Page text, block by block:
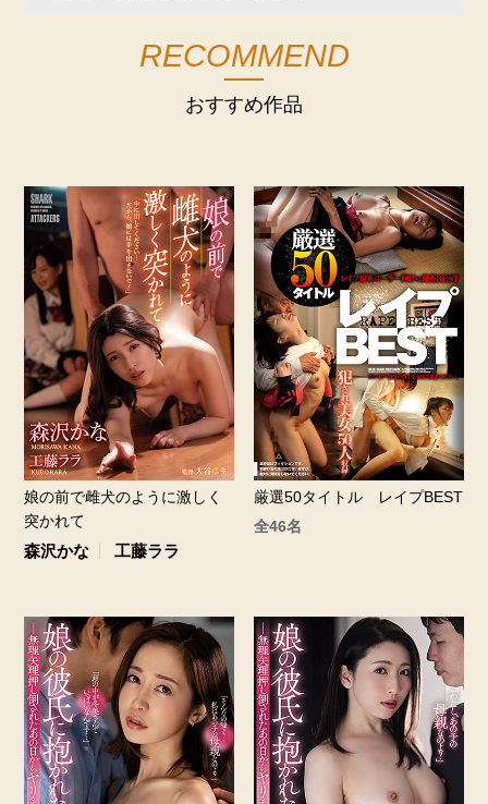
RECOMMEND
おすすめ作品
娘の前で雌犬のように激しく
突かれて
森沢かな 工藤ララ
厳選50タイトル レイプBEST
全46名